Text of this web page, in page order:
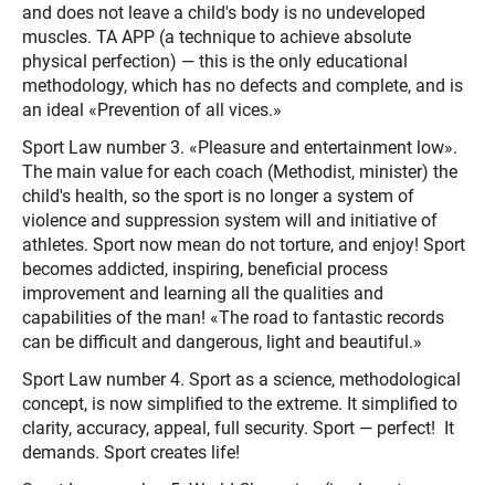
and does not leave a child's body is no undeveloped
muscles. TA APP (a technique to achieve absolute
physical perfection) — this is the only educational
methodology, which has no defects and complete, and is
an ideal «Prevention of all vices.»
Sport Law number 3. «Pleasure and entertainment low».
The main value for each coach (Methodist, minister) the
child's health, so the sport is no longer a system of
violence and suppression system will and initiative of
athletes. Sport now mean do not torture, and enjoy! Sport
becomes addicted, inspiring, beneficial process
improvement and learning all the qualities and
capabilities of the man! «The road to fantastic records
can be difficult and dangerous, light and beautiful.»
Sport Law number 4. Sport as a science, methodological
concept, is now simplified to the extreme. It simplified to
clarity, accuracy, appeal, full security. Sport — perfect! It
demands. Sport creates life!